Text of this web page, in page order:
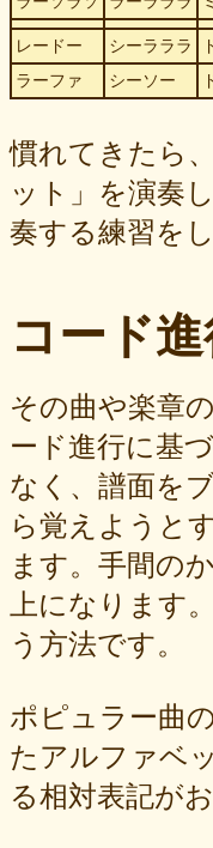
レードー シーラララ
ラーファ
シーソー
慣れてきたら
ット」を演奏
奏する練習を
コード
その曲や楽章
ード進行に基
なく、譜面を
ら覚えようと
ます。手間の
上になります
う方法です。
ポピュラー曲
たアルファベ
る相対表記が